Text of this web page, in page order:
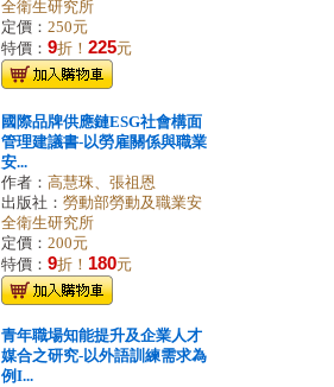
全衛生研究所
定價： 250元
特價： 9折！ 225元
國際品牌供應鏈ESG社會構面
管理建議書-以勞雇關係與職業
安...
作者： 高慧珠、張祖恩
出版社： 勞動部勞動及職業安
全衛生研究所
定價： 200元
特價： 9折！ 180元
青年職場知能提升及企業人才
媒合之研究-以外語訓練需求為
例I...